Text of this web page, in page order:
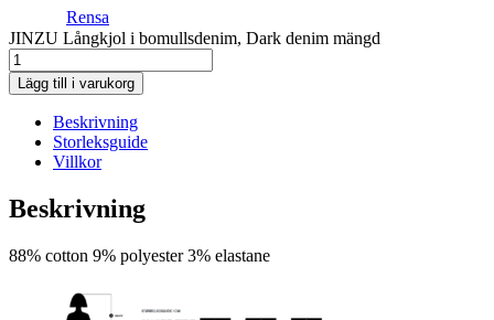
Rensa
JINZU Långkjol i bomullsdenim, Dark denim mängd
Lägg till i varukorg
Beskrivning
Storleksguide
Villkor
Beskrivning
88% cotton 9% polyester 3% elastane